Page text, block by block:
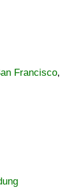
Francisco,